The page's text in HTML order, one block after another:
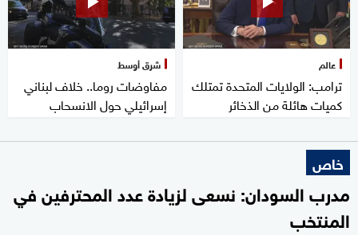
عالم
ترامب: الولايات المتحدة تمتلك
كميات هائلة من الذخائر
شرق أوسط
مفاوضات روما.. خلاف لبناني
إسرائيلي حول الانسحاب
خاص
مدرب السودان: نسعى لزيادة عدد المحترفين في
المنتخب